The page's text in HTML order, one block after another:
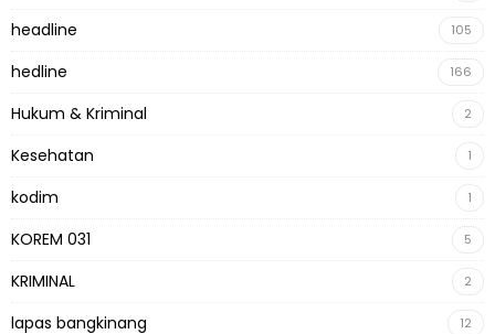
headline 105
hedline 166
Hukum & Kriminal 2
Kesehatan 1
kodim 1
KOREM 031 5
KRIMINAL 2
lapas bangkinang 12